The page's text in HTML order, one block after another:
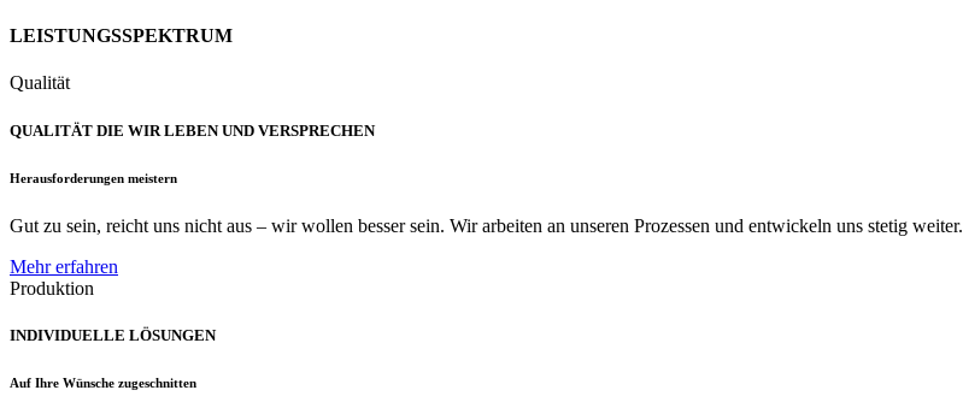
LEISTUNGSSPEKTRUM
Qualität
QUALITÄT DIE WIR LEBEN UND VERSPRECHEN
Herausforderungen meistern
Gut zu sein, reicht uns nicht aus – wir wollen besser sein. Wir arbeiten an unseren Prozessen und entwickeln uns stetig weiter.
Mehr erfahren
Produktion
INDIVIDUELLE LÖSUNGEN
Auf Ihre Wünsche zugeschnitten